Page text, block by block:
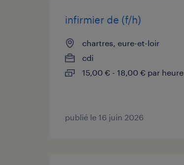
infirmier de (f/h)
chartres, eure-et-loir
cdi
15,00 € - 18,00 € par heure
publié le 16 juin 2026